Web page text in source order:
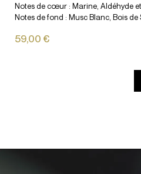
Notes de cœur : Marine, Aldéhyde
Notes de fond : Musc Blanc, Bois
59,00 €